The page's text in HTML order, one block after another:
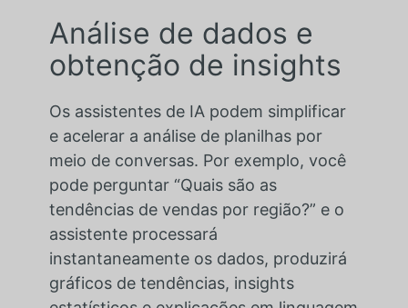
Análise de dados e
obtenção de insights
Os assistentes de IA podem simplificar
e acelerar a análise de planilhas por
meio de conversas. Por exemplo, você
pode perguntar “Quais são as
tendências de vendas por região?” e o
assistente processará
instantaneamente os dados, produzirá
gráficos de tendências, insights